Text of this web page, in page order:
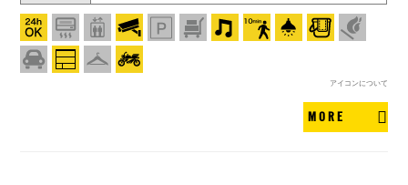
アイコンについて
MORE